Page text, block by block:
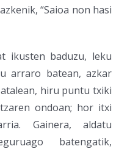
“Saioa non hasi
ikusten baduzu, leku
arraro batean, azkar
hiru puntu txiki
ondoan; hor itxi
Gainera, aldatu
batengatik,